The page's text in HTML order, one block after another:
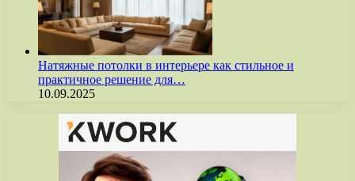
Натяжные потолки в интерьере как стильное и
практичное решение для…
10.09.2025